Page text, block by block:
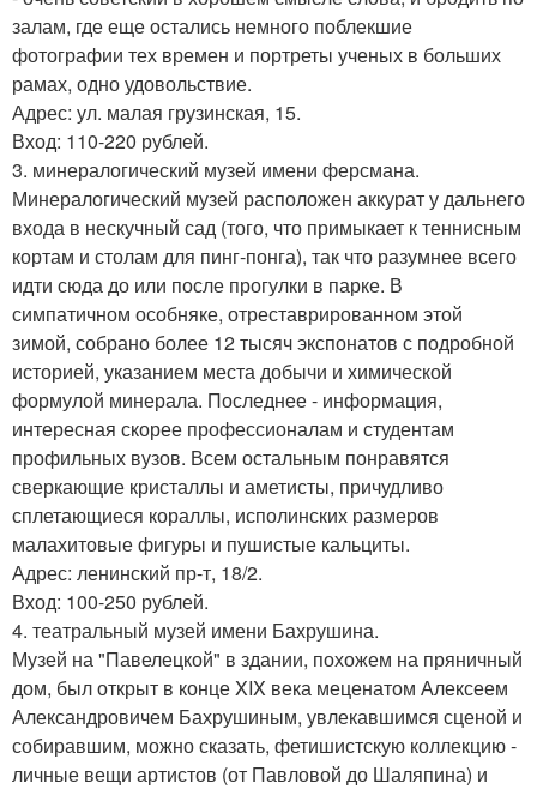
залам, где еще остались немного поблекшие
фотографии тех времен и портреты ученых в больших
рамах, одно удовольствие.
Адрес: ул. малая грузинская, 15.
Вход: 110-220 рублей.
3. минералогический музей имени ферсмана.
Минералогический музей расположен аккурат у дальнего
входа в нескучный сад (того, что примыкает к теннисным
кортам и столам для пинг-понга), так что разумнее всего
идти сюда до или после прогулки в парке. В
симпатичном особняке, отреставрированном этой
зимой, собрано более 12 тысяч экспонатов с подробной
историей, указанием места добычи и химической
формулой минерала. Последнее - информация,
интересная скорее профессионалам и студентам
профильных вузов. Всем остальным понравятся
сверкающие кристаллы и аметисты, причудливо
сплетающиеся кораллы, исполинских размеров
малахитовые фигуры и пушистые кальциты.
Адрес: ленинский пр-т, 18/2.
Вход: 100-250 рублей.
4. театральный музей имени Бахрушина.
Музей на "Павелецкой" в здании, похожем на пряничный
дом, был открыт в конце XIX века меценатом Алексеем
Александровичем Бахрушиным, увлекавшимся сценой и
собиравшим, можно сказать, фетишистскую коллекцию -
личные вещи артистов (от Павловой до Шаляпина) и